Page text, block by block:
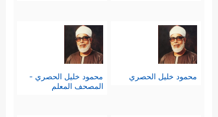
محمود خليل الحصري
محمود خليل الحصري -
المصحف المعلم